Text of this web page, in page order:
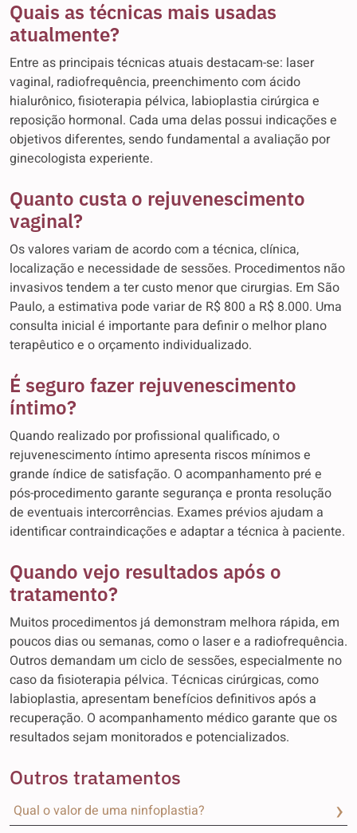
Quais as técnicas mais usadas
atualmente?
Entre as principais técnicas atuais destacam-se: laser
vaginal, radiofrequência, preenchimento com ácido
hialurônico, fisioterapia pélvica, labioplastia cirúrgica e
reposição hormonal. Cada uma delas possui indicações e
objetivos diferentes, sendo fundamental a avaliação por
ginecologista experiente.
Quanto custa o rejuvenescimento
vaginal?
Os valores variam de acordo com a técnica, clínica,
localização e necessidade de sessões. Procedimentos não
invasivos tendem a ter custo menor que cirurgias. Em São
Paulo, a estimativa pode variar de R$ 800 a R$ 8.000. Uma
consulta inicial é importante para definir o melhor plano
terapêutico e o orçamento individualizado.
É seguro fazer rejuvenescimento
íntimo?
Quando realizado por profissional qualificado, o
rejuvenescimento íntimo apresenta riscos mínimos e
grande índice de satisfação. O acompanhamento pré e
pós-procedimento garante segurança e pronta resolução
de eventuais intercorrências. Exames prévios ajudam a
identificar contraindicações e adaptar a técnica à paciente.
Quando vejo resultados após o
tratamento?
Muitos procedimentos já demonstram melhora rápida, em
poucos dias ou semanas, como o laser e a radiofrequência.
Outros demandam um ciclo de sessões, especialmente no
caso da fisioterapia pélvica. Técnicas cirúrgicas, como
labioplastia, apresentam benefícios definitivos após a
recuperação. O acompanhamento médico garante que os
resultados sejam monitorados e potencializados.
Outros tratamentos
Qual o valor de uma ninfoplastia?